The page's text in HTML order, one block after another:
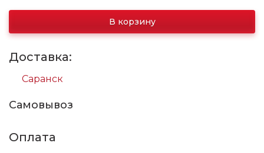
В корзину
Доставка:
Саранск
Самовывоз
Оплата